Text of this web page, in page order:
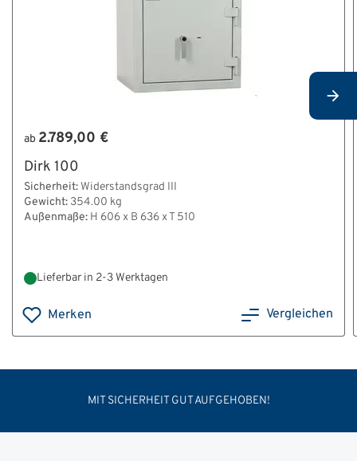
ab 2.789,00 €
Dirk 100
Sicherheit: Widerstandsgrad III
Gewicht: 354.00 kg
Außenmaße: H 606 x B 636 x T 510
Lieferbar in 2-3 Werktagen
Merken Vergleichen
MIT SICHERHEIT GUT AUFGEHOBEN!